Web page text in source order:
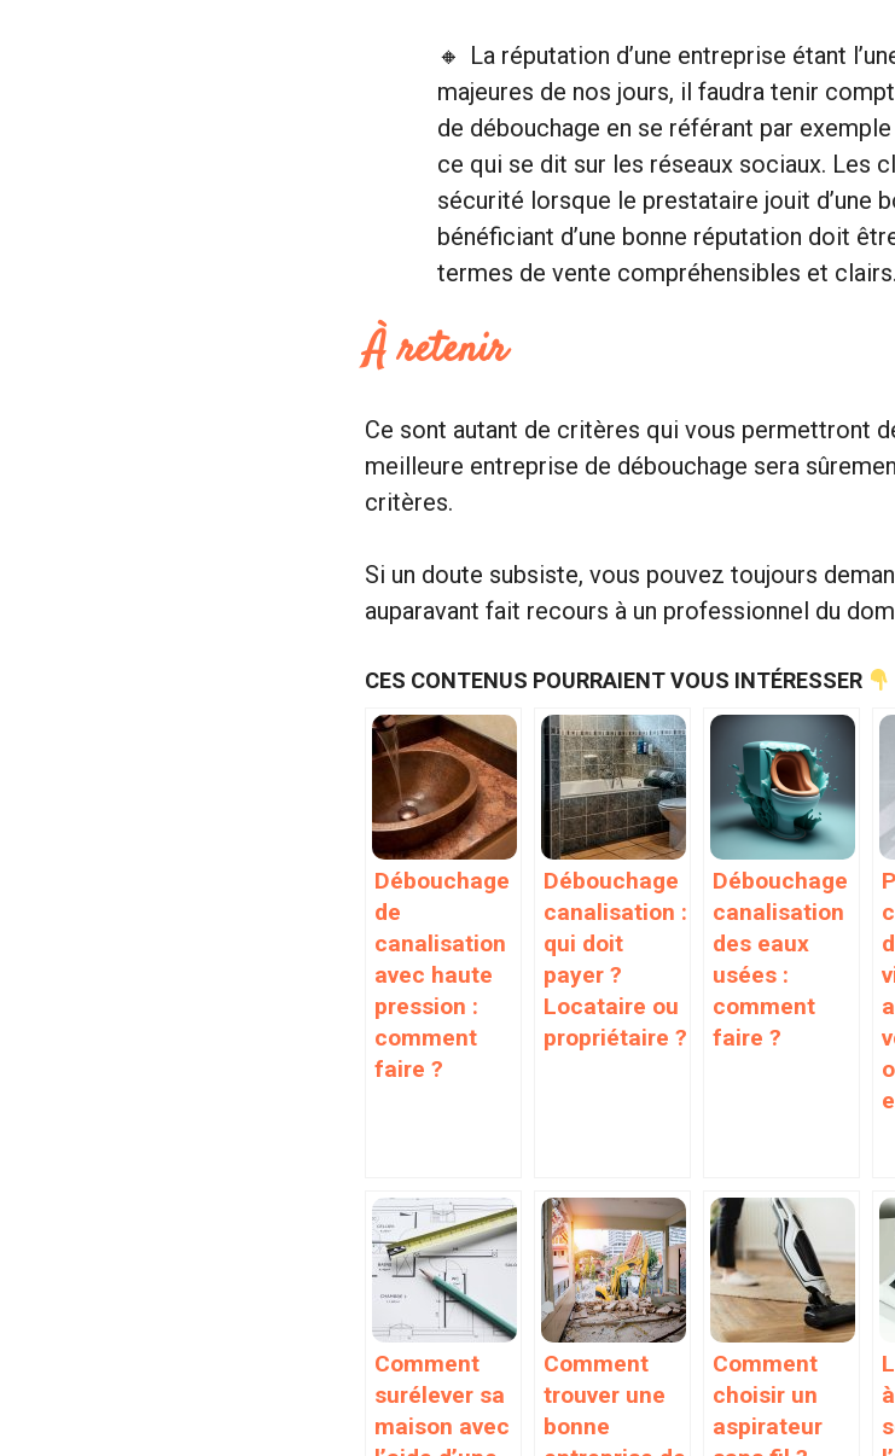
La réputation d’une entreprise étant
majeures de nos jours, il faudra tenir
de débouchage en se référant par
ce qui se dit sur les réseaux sociaux. Les
sécurité lorsque le prestataire jouit d’une
bénéficiant d’une bonne réputation doit
termes de vente compréhensibles et clairs.
À retenir
Ce sont autant de critères qui vous permettront
meilleure entreprise de débouchage sera
critères.
Si un doute subsiste, vous pouvez toujours
auparavant fait recours à un professionnel du
CES CONTENUS POURRAIENT VOUS INTÉRESSER
Débouchage
de
canalisation
avec haute
pression :
comment
faire ?
Débouchage
canalisation :
qui doit
payer ?
Locataire ou
propriétaire ?
Débouchage
canalisation
des eaux
usées :
comment
faire ?
Comment
surélever sa
maison avec
Comment
trouver une
bonne
Comment
choisir un
aspirateur